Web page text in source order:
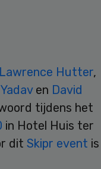
Lawrence Hutter,
en David
tijdens het
in Hotel Huis ter
dit Skipr event is